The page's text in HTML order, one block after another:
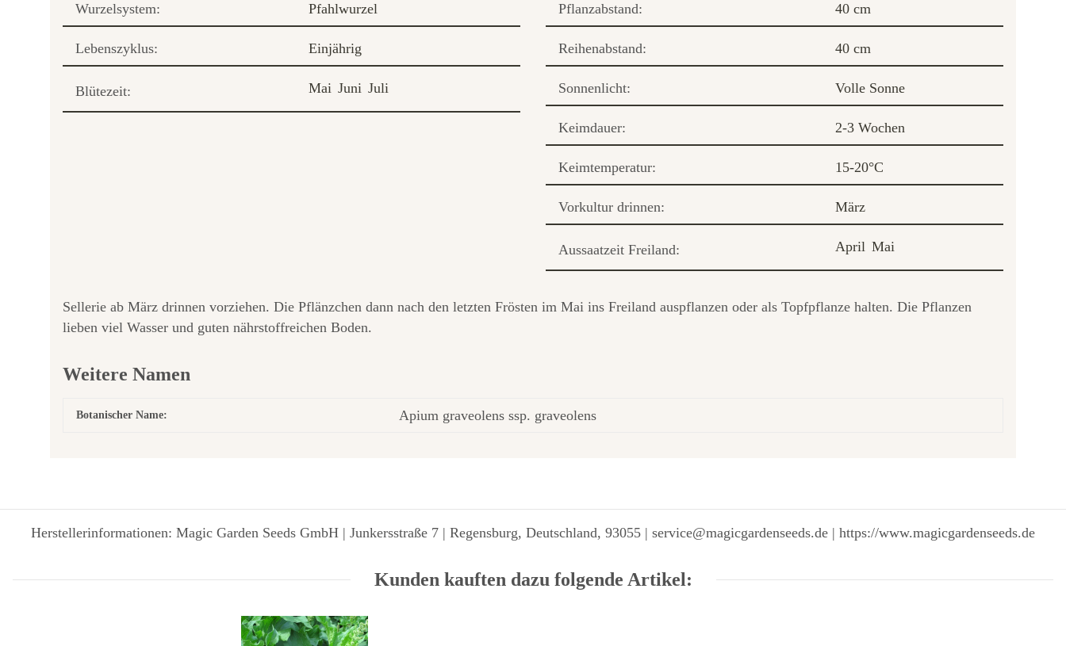
Wurzelsystem: Pfahlwurzel
Lebenszyklus: Einjährig
Blütezeit: Mai Juni Juli
Pflanzabstand: 40 cm
Reihenabstand: 40 cm
Sonnenlicht: Volle Sonne
Keimdauer: 2-3 Wochen
Keimtemperatur: 15-20°C
Vorkultur drinnen: März
Aussaatzeit Freiland: April Mai
Sellerie ab März drinnen vorziehen. Die Pflänzchen dann nach den letzten Frösten im Mai ins Freiland auspflanzen oder als Topfpflanze halten. Die Pflanzen
lieben viel Wasser und guten nährstoffreichen Boden.
Weitere Namen
Botanischer Name: Apium graveolens ssp. graveolens
Herstellerinformationen: Magic Garden Seeds GmbH | Junkersstraße 7 | Regensburg, Deutschland, 93055 | service@magicgardenseeds.de | https://www.magicgardenseeds.de
Kunden kauften dazu folgende Artikel: